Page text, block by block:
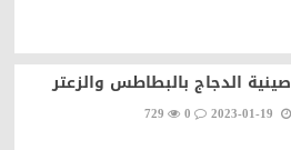
صينية الدجاج بالبطاطس والزعتر
0
729